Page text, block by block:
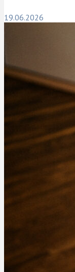
19.06.2026